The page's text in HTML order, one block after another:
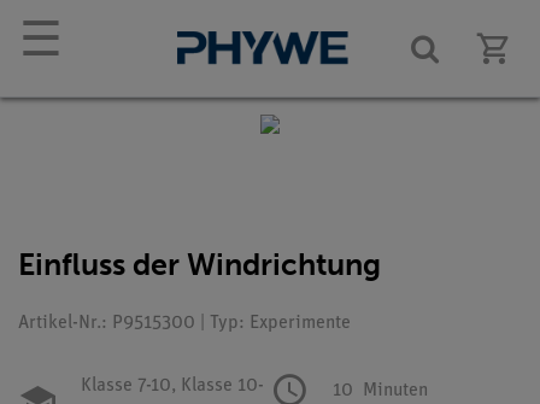
☰
Einfluss der Windrichtung
Artikel-Nr.: P9515300 | Typ: Experimente
Klasse 7-10, Klasse 10-
10 Minuten